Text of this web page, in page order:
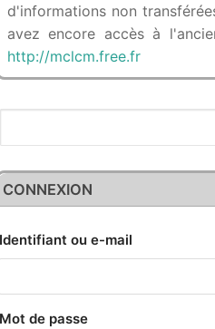
d'informations non
avez encore accès à
http://mclcm.free.fr
CONNEXION
Identifiant ou e-mail
Mot de passe